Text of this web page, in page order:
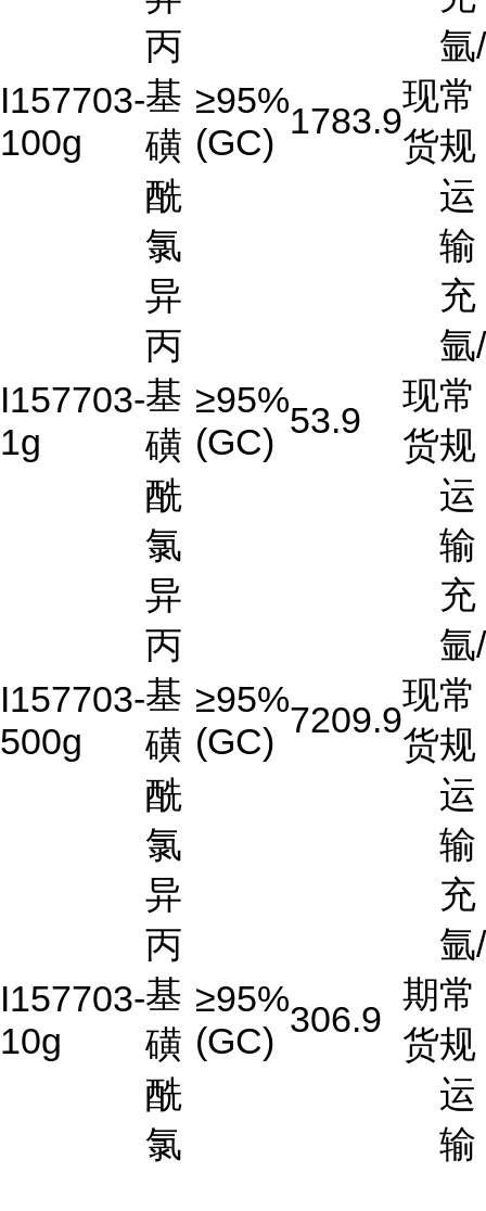
I157703-
100g
丙
基
磺
酰
氯
≥95%
(GC)
1783.9
现
货
氩/
常
规
运
输
I157703-
1g
异
丙
基
磺
酰
氯
≥95%
(GC)
53.9
现
货
充
氩/
常
规
运
输
I157703-
500g
异
丙
基
磺
酰
氯
≥95%
(GC)
7209.9
现
货
充
氩/
常
规
运
输
I157703-
10g
异
丙
基
磺
酰
氯
≥95%
(GC)
306.9
期
货
充
氩/
常
规
运
输